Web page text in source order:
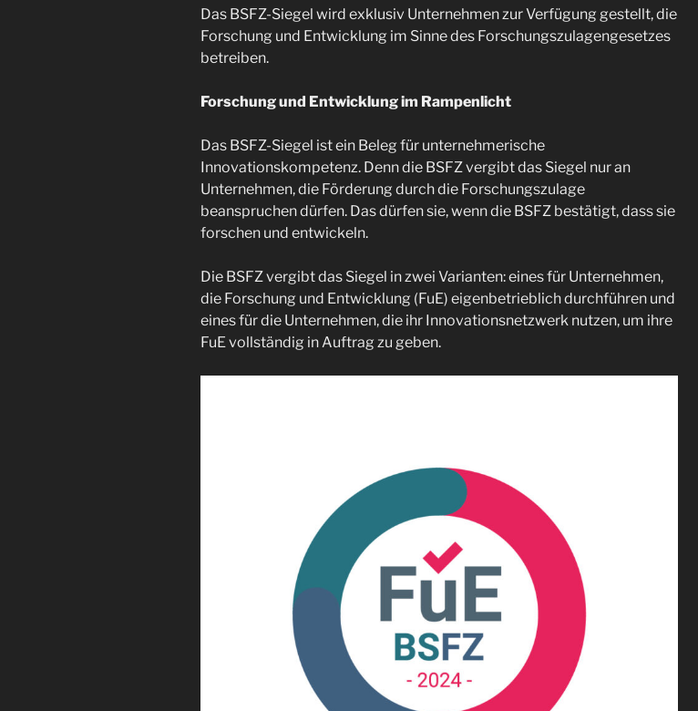
Das BSFZ-Siegel wird exklusiv Unternehmen zur Verfügung gestellt, die
Forschung und Entwicklung im Sinne des Forschungszulagengesetzes
betreiben.
Forschung und Entwicklung im Rampenlicht
Das BSFZ-Siegel ist ein Beleg für unternehmerische
Innovationskompetenz. Denn die BSFZ vergibt das Siegel nur an
Unternehmen, die Förderung durch die Forschungszulage
beanspruchen dürfen. Das dürfen sie, wenn die BSFZ bestätigt, dass sie
forschen und entwickeln.
Die BSFZ vergibt das Siegel in zwei Varianten: eines für Unternehmen,
die Forschung und Entwicklung (FuE) eigenbetrieblich durchführen und
eines für die Unternehmen, die ihr Innovationsnetzwerk nutzen, um ihre
FuE vollständig in Auftrag zu geben.